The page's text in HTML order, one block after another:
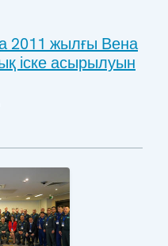
2011 жылғы Вена
іске асырылуын